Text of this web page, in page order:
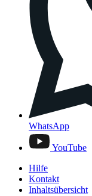
WhatsApp
YouTube
Hilfe
Kontakt
Inhaltsübersicht